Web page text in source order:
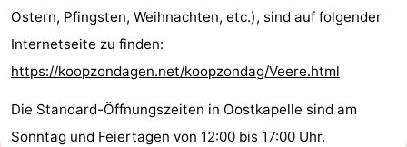
Ostern, Pfingsten, Weihnachten, etc.), sind auf folgender
Internetseite zu finden:
https://koopzondagen.net/koopzondag/Veere.html
Die Standard-Öffnungszeiten in Oostkapelle sind am
Sonntag und Feiertagen von 12:00 bis 17:00 Uhr.